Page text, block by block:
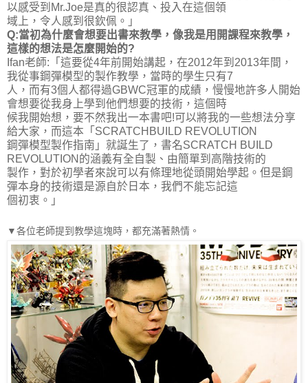
以感受到Mr.Joe是真的很認真、投入在這個領
域上，令人感到很欽佩。」
Q:當初為什麼會想要出書來教學，像我是用開課程來教學，
這樣的想法是怎麼開始的?
Ifan老師:「這要從4年前開始講起，在2012年到2013年間，
我從事鋼彈模型的製作教學，當時的學生只有7
人，而有3個人都得過GBWC冠軍的成績，慢慢地許多人開始
會想要從我身上學到他們想要的技術，這個時
候我開始想，要不然我出一本書吧!可以將我的一些想法分享
給大家，而這本「SCRATCHBUILD REVOLUTION
鋼彈模型製作指南」就誕生了，書名SCRATCH BUILD
REVOLUTION的涵義有全自製、由簡單到高階技術的
製作，對於初學者來說可以有條理地從頭開始學起。但是鋼
彈本身的技術還是源自於日本，我們不能忘記這
個初衷。」
▼各位老師提到教學這塊時，都充滿著熱情。